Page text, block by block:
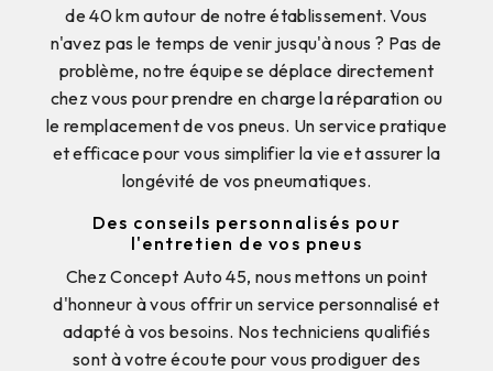
de 40 km autour de notre établissement. Vous
n'avez pas le temps de venir jusqu'à nous ? Pas de
problème, notre équipe se déplace directement
chez vous pour prendre en charge la réparation ou
le remplacement de vos pneus. Un service pratique
et efficace pour vous simplifier la vie et assurer la
longévité de vos pneumatiques.
Des conseils personnalisés pour
l'entretien de vos pneus
Chez Concept Auto 45, nous mettons un point
d'honneur à vous offrir un service personnalisé et
adapté à vos besoins. Nos techniciens qualifiés
sont à votre écoute pour vous prodiguer des